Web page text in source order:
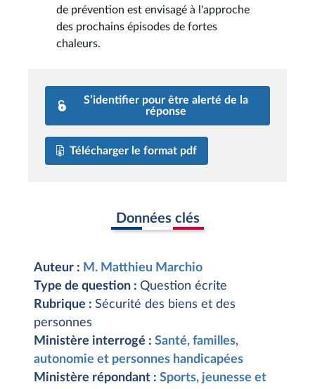
de prévention est envisagé à l'approche
des prochains épisodes de fortes
chaleurs.
S’identifier pour être alerté de la
réponse
Télécharger le format pdf
Données clés
Auteur : M. Matthieu Marchio
Type de question : Question écrite
Rubrique : Sécurité des biens et des
personnes
Ministère interrogé : Santé, familles,
autonomie et personnes handicapées
Ministère répondant : Sports, jeunesse et